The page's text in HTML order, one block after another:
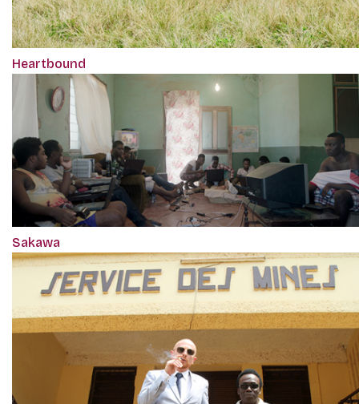
Heartbound
Sakawa